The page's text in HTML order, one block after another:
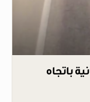
باتجاه